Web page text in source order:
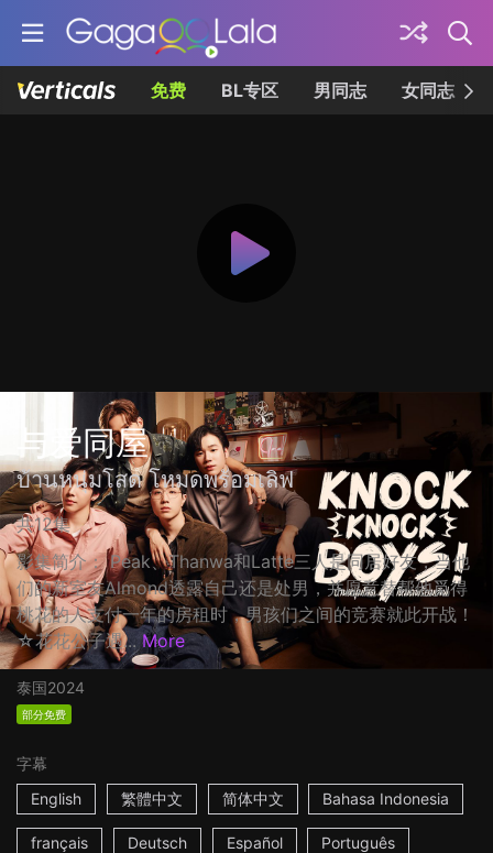
免费 BL专区 男同志 女同志
与爱同屋
บ้านหนุ่มโสด โหมดพร้อมเลิฟ
共12集
影集简介： Peak、Thanwa和Latte三人是同居好友，当他
们的新室友Almond透露自己还是处男，并愿意替帮他觅得
桃花的人支付一年的房租时，男孩们之间的竞赛就此开战！
☆花花公子遇... More
泰国2024
部分免费
字幕
English
繁體中文 简体中文 Bahasa Indonesia
français Deutsch Español Português